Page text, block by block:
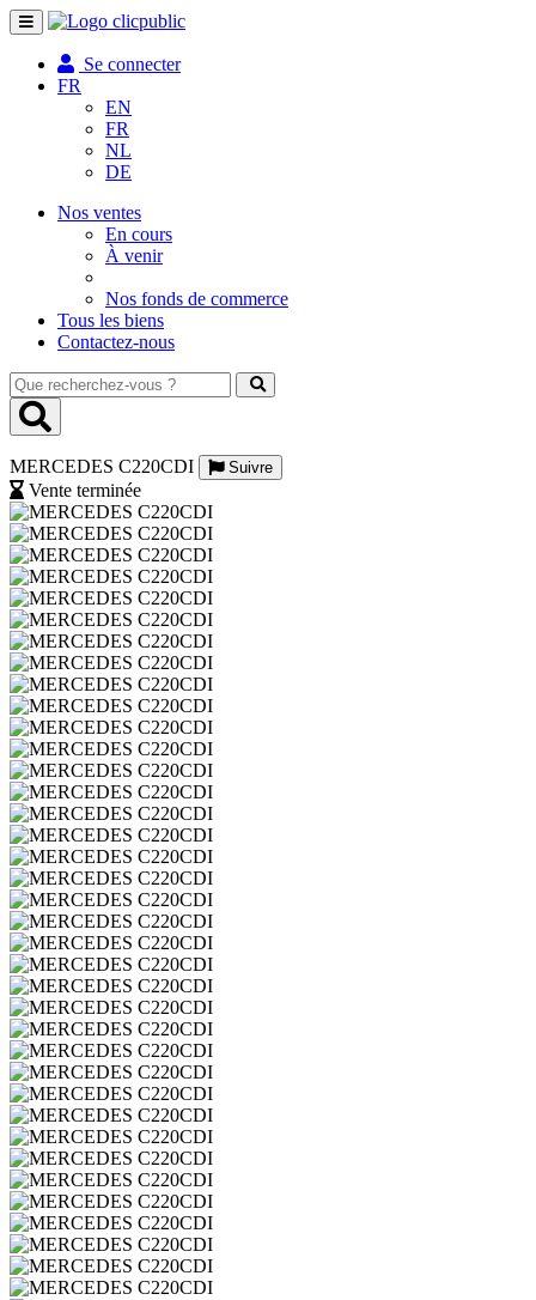
Toggle
navigation
Se connecter
FR
EN
FR
NL
DE
Nos ventes
En cours
À venir
Nos fonds de commerce
Tous les biens
Contactez-nous
Que
recherchez-
vous
MERCEDES C220CDI
Suivre
Vente terminée